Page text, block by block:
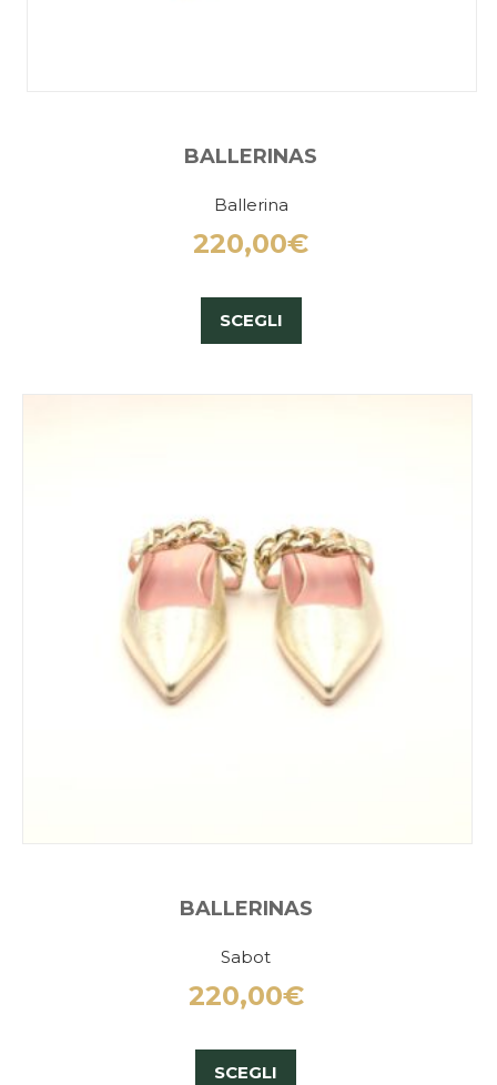
BALLERINAS
Ballerina
220,00€
SCEGLI
BALLERINAS
Sabot
220,00€
SCEGLI